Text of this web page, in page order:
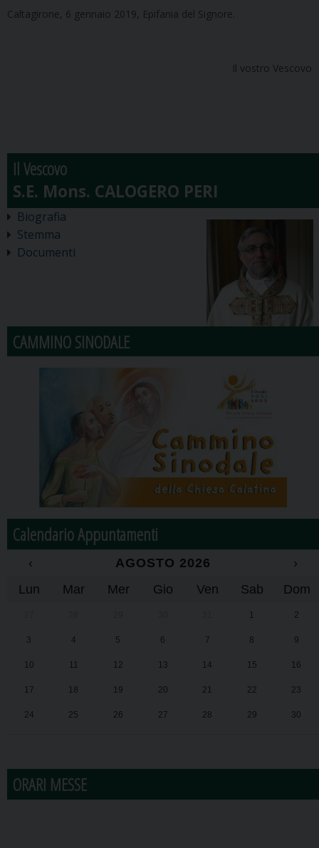
Caltagirone, 6 gennaio 2019, Epifania del Signore.
Il vostro Vescovo
Il Vescovo
Biografia
Stemma
Documenti
CAMMINO SINODALE
Calendario Appuntamenti
‹ AGOSTO 2026
›
Lun
Mar Mer Gio Ven Sab Dom
1 2
3 4 5 6 7 8 9
10 11 12 13 14 15 16
17 18 19 20 21 22 23
24 25 26 27 28 29 30
ORARI MESSE